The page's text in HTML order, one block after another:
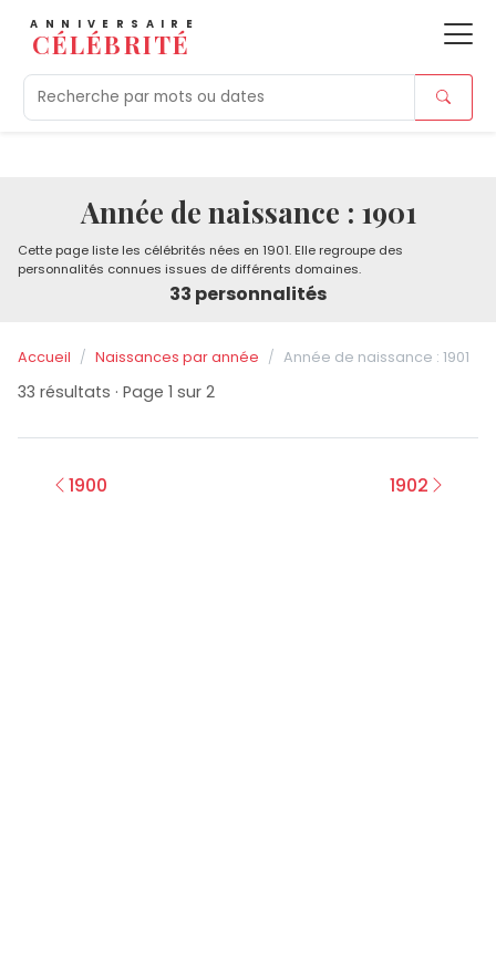
ANNIVERSAIRE
CÉLÉBRITÉ
Aujourd'hui Tendances Morts
Année de naissance : 1901
Cette page liste les célébrités nées en 1901. Elle regroupe des
personnalités connues issues de différents domaines.
33 personnalités
Accueil Naissances par année Année de naissance : 1901
33 résultats · Page 1 sur 2
1900 1902